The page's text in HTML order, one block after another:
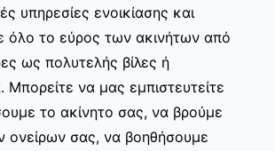
υπηρεσίες ενοικίασης και
όλο το εύρος των ακινήτων από
ως πολυτελής βίλες ή
Μπορείτε να μας εμπιστευτείτε
το ακίνητο σας, να βρούμε
ονείρων σας, να βοηθήσουμε